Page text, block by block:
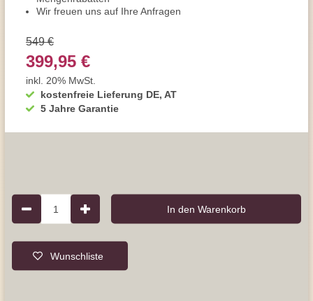
Wir freuen uns auf Ihre Anfragen
kostenfreie Lieferung DE, AT
5 Jahre Garantie
549 €
399,95 €
inkl. 20% MwSt.
1 In den Warenkorb
Wunschliste